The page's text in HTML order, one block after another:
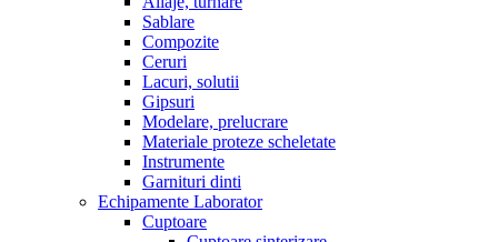
Sablare
Compozite
Ceruri
Lacuri, solutii
Gipsuri
Modelare, prelucrare
Materiale proteze scheletate
Instrumente
Garnituri dinti
Echipamente Laborator
Cuptoare